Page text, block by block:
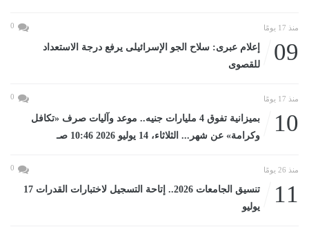
منذ 17 يومًا 0
09
إعلام عبرى: سلاح الجو الإسرائيلى يرفع درجة الاستعداد
للقصوى
منذ 17 يومًا 0
10
بميزانية تفوق 4 مليارات جنيه.. موعد وآليات صرف «تكافل
وكرامة» عن شهر... الثلاثاء، 14 يوليو 2026 10:46 صـ
منذ 26 يومًا 0
11
تنسيق الجامعات 2026.. إتاحة التسجيل لاختبارات القدرات 17
يوليو